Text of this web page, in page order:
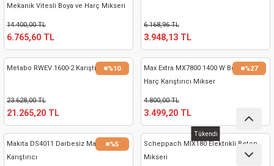
Mekanik Vitesli Boya ve Harç Mikseri
14.400,00 TL
6.765,60 TL
6.168,96 TL
3.948,13 TL
%10
Metabo RWEV 1600-2 Karıştırıcı
23.628,00 TL
21.265,20 TL
%27
Max Extra MX7800 1400 W Boya ve
Harç Karıştırıcı Mikser
4.800,00 TL
3.499,20 TL
%5
Makita DS4011 Darbesiz Matkap
Karıştırıcı
Tükendi
Scheppach MIX180 Elektrikli Beton
Mikseri